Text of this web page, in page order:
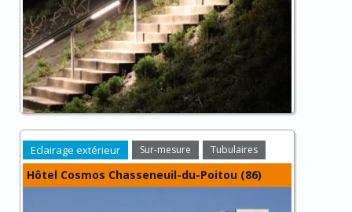
Eclairage extérieur Sur-mesure Tubulaires
Hôtel Cosmos Chasseneuil-du-Poitou (86)